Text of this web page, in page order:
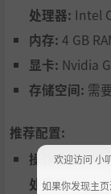
处理器: Intel
内存: 4 GB
显卡: Nvidia
存储空间: 需
推荐配置:
操作系统:
处理器:Intel
欢迎访问 小
如果你发现主